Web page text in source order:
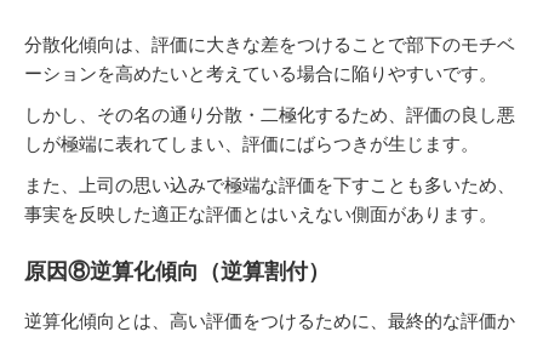
分散化傾向は、評価に大きな差をつけることで部下のモチベ
ーションを高めたいと考えている場合に陥りやすいです。
しかし、その名の通り分散・二極化するため、評価の良し悪
しが極端に表れてしまい、評価にばらつきが生じます。
また、上司の思い込みで極端な評価を下すことも多いため、
事実を反映した適正な評価とはいえない側面があります。
原因⑧逆算化傾向（逆算割付）
逆算化傾向とは、高い評価をつけるために、最終的な評価か